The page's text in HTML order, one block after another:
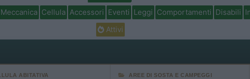
Meccanica Cellula Accessori Eventi Leggi Comportamenti Disabili
Attivi
ABITATIVA AREE DI SOSTA E CAMPEGGI